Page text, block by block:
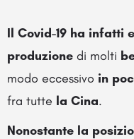
Il Covid-19 ha infatti
produzione di molti
modo eccessivo in
fra tutte la Cina.
Nonostante la